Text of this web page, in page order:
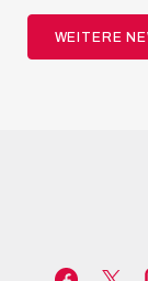
WEITERE